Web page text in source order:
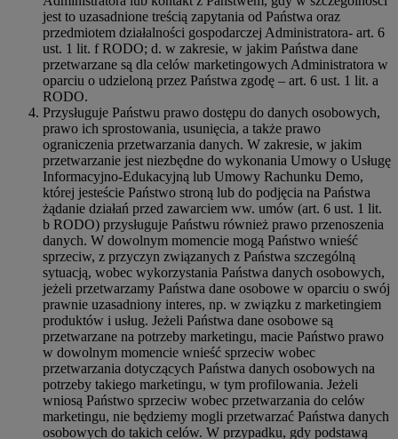
jest to uzasadnione treścią zapytania od Państwa oraz
przedmiotem działalności gospodarczej Administratora- art. 6
ust. 1 lit. f RODO; d. w zakresie, w jakim Państwa dane
przetwarzane są dla celów marketingowych Administratora w
oparciu o udzieloną przez Państwa zgodę – art. 6 ust. 1 lit. a
RODO.
Przysługuje Państwu prawo dostępu do danych osobowych,
prawo ich sprostowania, usunięcia, a także prawo
ograniczenia przetwarzania danych. W zakresie, w jakim
przetwarzanie jest niezbędne do wykonania Umowy o Usługę
Informacyjno-Edukacyjną lub Umowy Rachunku Demo,
której jesteście Państwo stroną lub do podjęcia na Państwa
żądanie działań przed zawarciem ww. umów (art. 6 ust. 1 lit.
b RODO) przysługuje Państwu również prawo przenoszenia
danych. W dowolnym momencie mogą Państwo wnieść
sprzeciw, z przyczyn związanych z Państwa szczególną
sytuacją, wobec wykorzystania Państwa danych osobowych,
jeżeli przetwarzamy Państwa dane osobowe w oparciu o swój
prawnie uzasadniony interes, np. w związku z marketingiem
produktów i usług. Jeżeli Państwa dane osobowe są
przetwarzane na potrzeby marketingu, macie Państwo prawo
w dowolnym momencie wnieść sprzeciw wobec
przetwarzania dotyczących Państwa danych osobowych na
potrzeby takiego marketingu, w tym profilowania. Jeżeli
wniosą Państwo sprzeciw wobec przetwarzania do celów
marketingu, nie będziemy mogli przetwarzać Państwa danych
osobowych do takich celów. W przypadku, gdy podstawą